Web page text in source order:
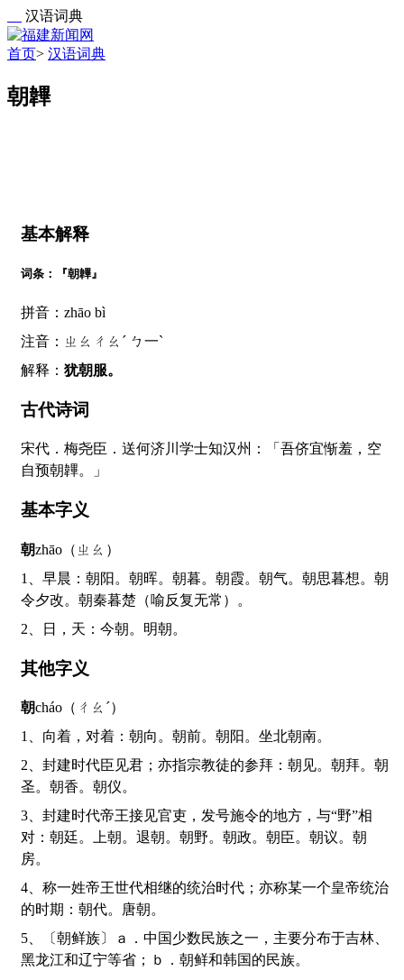
汉语词典
首页> 汉语词典
朝韠
基本解释
词条：『朝韠』
拼音：zhāo bì
注音：ㄓㄠㄔㄠˊ ㄅ一ˋ
解释： 犹朝服。
古代诗词
宋代．梅尧臣．送何济川学士知汉州：「吾侪宜惭羞，空
自预朝韠。」
基本字义
朝zhāo（ㄓㄠ）
1、早晨：朝阳。朝晖。朝暮。朝霞。朝气。朝思暮想。朝
令夕改。朝秦暮楚（喻反复无常）。
2、日，天：今朝。明朝。
其他字义
朝cháo（ㄔㄠˊ）
1、向着，对着：朝向。朝前。朝阳。坐北朝南。
2、封建时代臣见君；亦指宗教徒的参拜：朝见。朝拜。朝
圣。朝香。朝仪。
3、封建时代帝王接见官吏，发号施令的地方，与“野”相
对：朝廷。上朝。退朝。朝野。朝政。朝臣。朝议。朝
房。
4、称一姓帝王世代相继的统治时代；亦称某一个皇帝统治
的时期：朝代。唐朝。
5、〔朝鲜族〕ａ．中国少数民族之一，主要分布于吉林、
黑龙江和辽宁等省；ｂ．朝鲜和韩国的民族。